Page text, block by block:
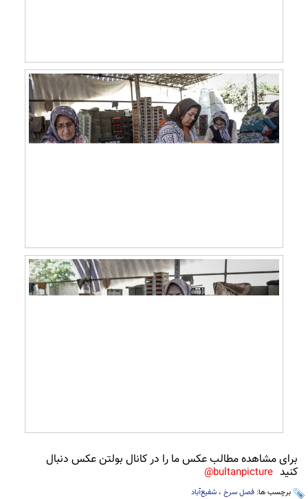
برای مشاهده مطالب عکس ما را در کانال بولتن عکس دنبال
کنید bultanpicture@
برچسب ها: فصل سرخ ، شفیع‌آباد